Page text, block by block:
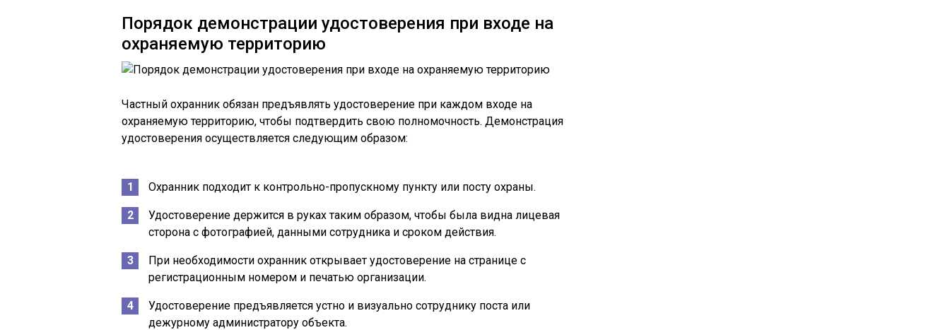
Порядок демонстрации удостоверения при входе на
охраняемую территорию
Частный охранник обязан предъявлять удостоверение при каждом входе на
охраняемую территорию, чтобы подтвердить свою полномочность. Демонстрация
удостоверения осуществляется следующим образом:
Охранник подходит к контрольно-пропускному пункту или посту охраны.
Удостоверение держится в руках таким образом, чтобы была видна лицевая
сторона с фотографией, данными сотрудника и сроком действия.
При необходимости охранник открывает удостоверение на странице с
регистрационным номером и печатью организации.
Удостоверение предъявляется устно и визуально сотруднику поста или
дежурному администратору объекта.